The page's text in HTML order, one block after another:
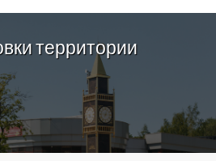
территории